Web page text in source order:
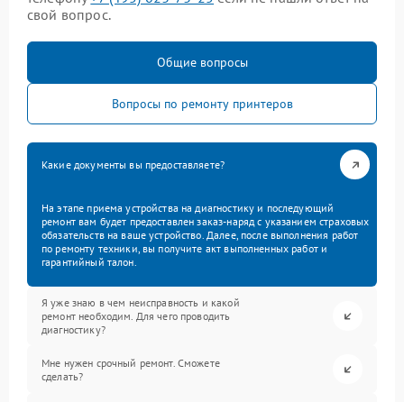
свой вопрос.
Общие вопросы
Вопросы по ремонту принтеров
Какие документы вы предоставляете?
На этапе приема устройства на диагностику и последующий
ремонт вам будет предоставлен заказ-наряд с указанием страховых
обязательств на ваше устройство. Далее, после выполнения работ
по ремонту техники, вы получите акт выполненных работ и
гарантийный талон.
Я уже знаю в чем неисправность и какой
ремонт необходим. Для чего проводить
диагностику?
Мне нужен срочный ремонт. Сможете
сделать?